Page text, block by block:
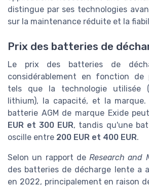
distingue par ses technologies
sur la maintenance réduite et la
Prix des batteries de
Le prix des batteries de
considérablement en fonction de
tels que la technologie utilisée
lithium), la capacité, et la marque.
batterie AGM de marque Exide
EUR et 300 EUR, tandis qu'une
oscille entre 200 EUR et 400 EUR.
Selon un rapport de Research and
des batteries de décharge lente a
en 2022, principalement en raison